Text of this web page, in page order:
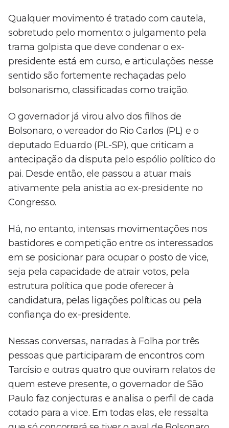
Qualquer movimento é tratado com cautela,
sobretudo pelo momento: o julgamento pela
trama golpista que deve condenar o ex-
presidente está em curso, e articulações nesse
sentido são fortemente rechaçadas pelo
bolsonarismo, classificadas como traição.
O governador já virou alvo dos filhos de
Bolsonaro, o vereador do Rio Carlos (PL) e o
deputado Eduardo (PL-SP), que criticam a
antecipação da disputa pelo espólio político do
pai. Desde então, ele passou a atuar mais
ativamente pela anistia ao ex-presidente no
Congresso.
Há, no entanto, intensas movimentações nos
bastidores e competição entre os interessados
em se posicionar para ocupar o posto de vice,
seja pela capacidade de atrair votos, pela
estrutura política que pode oferecer à
candidatura, pelas ligações políticas ou pela
confiança do ex-presidente.
Nessas conversas, narradas à Folha por três
pessoas que participaram de encontros com
Tarcísio e outras quatro que ouviram relatos de
quem esteve presente, o governador de São
Paulo faz conjecturas e analisa o perfil de cada
cotado para a vice. Em todas elas, ele ressalta